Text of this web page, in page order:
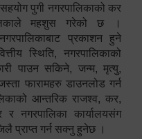
पुगी नगरपालिकाको कर
महशुस गरेको छ ।
प्रकाशन हुने
स्थिति, नगरपालिकाको
पाउन सकिने, जन्म, मृत्यु,
फारामहरु डाउनलोड गर्न
आन्तरिक राजश्व, कर,
नगरपालिका कार्यालयसंग
प्राप्त गर्न सक्नु हुनेछ ।